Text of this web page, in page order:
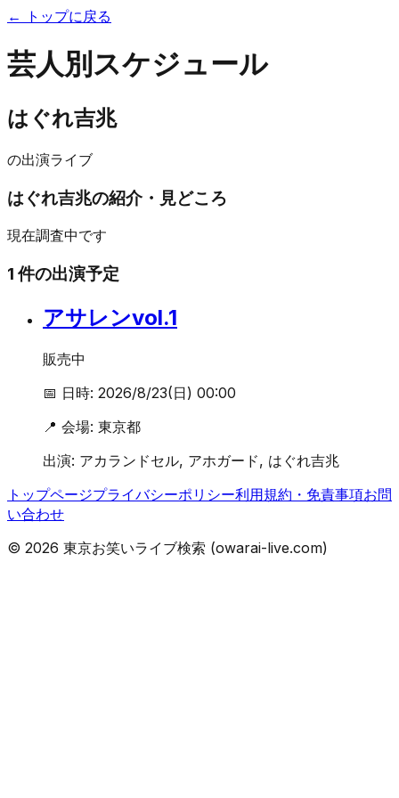
← トップに戻る
芸人別スケジュール
はぐれ吉兆
の出演ライブ
はぐれ吉兆の紹介・見どころ
現在調査中です
1 件の出演予定
アサレンvol.1
販売中
📅 日時: 2026/8/23(日) 00:00
📍 会場: 東京都
出演: アカランドセル, アホガード, はぐれ吉兆
トップページプライバシーポリシー利用規約・免責事項お問
い合わせ
© 2026 東京お笑いライブ検索 (owarai-live.com)